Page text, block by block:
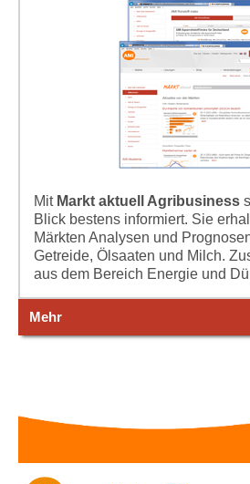
Mit Markt aktuell Agribusiness
Blick bestens informiert. Sie
Märkten Analysen und
Getreide, Ölsaaten und Milch.
aus dem Bereich Energie und
Mehr